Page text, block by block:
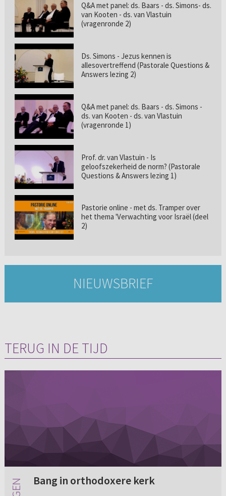
Q&A met panel: ds. Baars - ds. Simons- ds.
van Kooten - ds. van Vlastuin
(vragenronde 2)
Ds. Simons - Jezus kennen is
allesovertreffend (Pastorale Questions &
Answers lezing 2)
Q&A met panel: ds. Baars - ds. Simons -
ds. van Kooten - ds. van Vlastuin
(vragenronde 1)
Prof. dr. van Vlastuin - Is
geloofszekerheid de norm? (Pastorale
Questions & Answers lezing 1)
Pastorie online - met ds. Tramper over
het thema 'Verwachting voor Israël (deel
2)
NIEUWSBRIEF
TERUG IN DE TIJD
Bang in orthodoxere kerk